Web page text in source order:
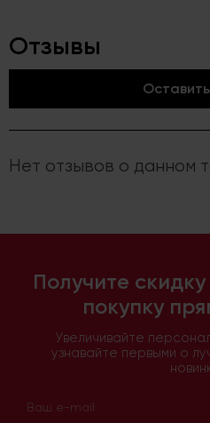
Отзывы
Нет отзывов о данном
Получите
покупку
Увеличивайте
узнавайте первыми о